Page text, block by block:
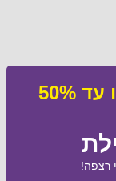
קבלו מבצעי SMS וחיסכו עד 50%
רצפה!